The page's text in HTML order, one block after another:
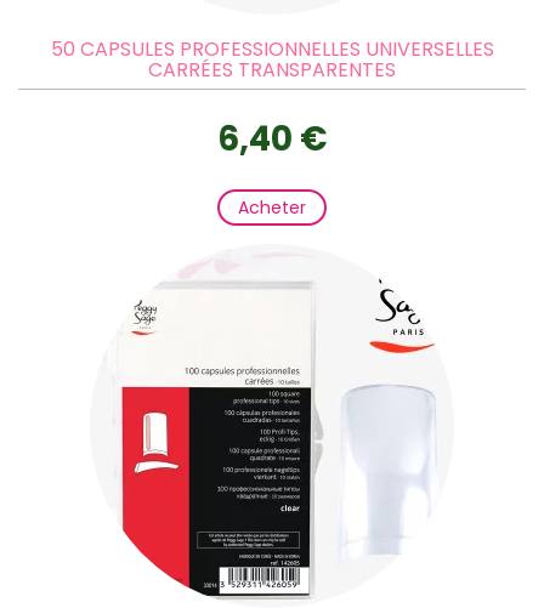
50 CAPSULES PROFESSIONNELLES UNIVERSELLES
CARRÉES TRANSPARENTES
6,40 €
Acheter